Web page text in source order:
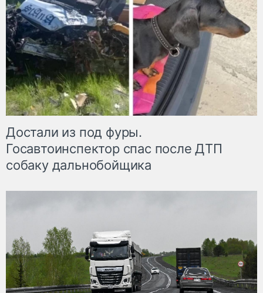
Достали из под фуры.
Госавтоинспектор спас после ДТП
собаку дальнобойщика